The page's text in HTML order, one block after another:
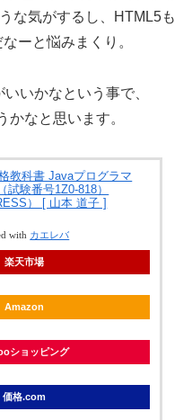
な気がするし、HTML5も
ーと悩みまくり。
いかなという事で、
かなと思います。
教科書 Javaプログラマ
試験番号1Z0-818）
） [ 山本 道子 ]
with カエレバ
楽天市場
Amazon
ショッピング
価格.com